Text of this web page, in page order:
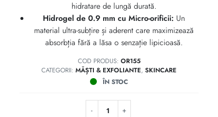
hidratare de lungă durată.
Hidrogel de 0.9 mm cu Micro-orificii: Un
material ultra-subțire și aderent care maximizează
absorbția fără a lăsa o senzație lipicioasă.
COD PRODUS: OR155
CATEGORII: MĂȘTI & EXFOLIANTE, SKINCARE
ÎN STOC